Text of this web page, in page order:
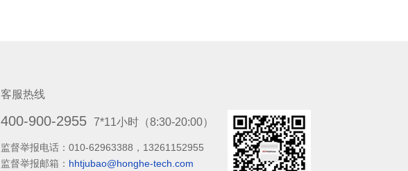
客服热线
400-900-2955 7*11小时（8:30-20:00）
监督举报电话： 010-62963388，13261152955
监督举报邮箱： hhtjubao@honghe-tech.com